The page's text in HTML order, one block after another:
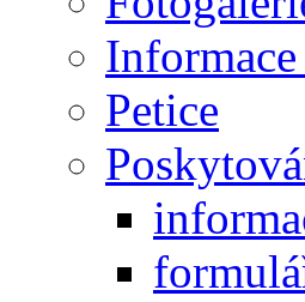
Petice